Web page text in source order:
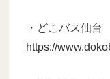
・どこバス仙台
https://